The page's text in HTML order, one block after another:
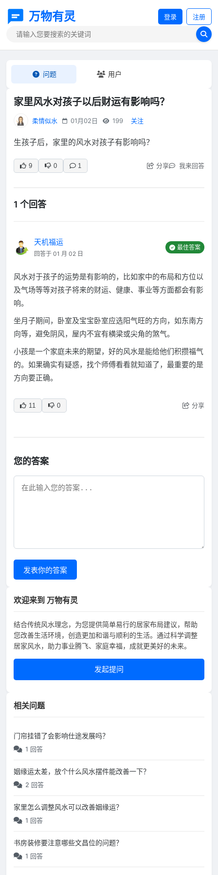
万物有灵 登录 注册
问题 用户
家里风水对孩子以后财运有影响吗？
柔情似水 01月02日 199 关注
生孩子后，家里的风水对孩子有影响吗？
9 0 1 分享 我来回答
1 个回答
天机福运
回答于 01 月 02 日
最佳答案
风水对于孩子的运势是有影响的，比如家中的布局和方位以
及气场等等对孩子将来的财运、健康、事业等方面都会有影
响。
坐月子期间，卧室及宝宝卧室应选阳气旺的方向，如东南方
向等，避免阴风，屋内不宜有横梁或尖角的煞气。
小孩是一个家庭未来的期望，好的风水是能给他们积攒福气
的。如果确实有疑惑，找个师傅看看就知道了，最重要的是
方向要正确。
11 0 分享
您的答案
发表你的答案
欢迎来到 万物有灵
结合传统风水理念，为您提供简单易行的居家布局建议，帮助
您改善生活环境，创造更加和谐与顺利的生活。通过科学调整
居家风水，助力事业腾飞、家庭幸福，成就更美好的未来。
发起提问
相关问题
门帘挂错了会影响仕途发展吗？
1 回答
姻缘运太差，放个什么风水摆件能改善一下？
2 回答
家里怎么调整风水可以改善姻缘运？
1 回答
书房装修要注意哪些文昌位的问题？
1 回答